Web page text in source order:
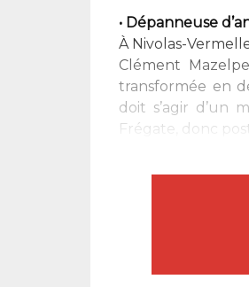
• Dépanneuse
À Nivolas-
Clément
transformée en
doit s’agir d’un
Frégate, donc